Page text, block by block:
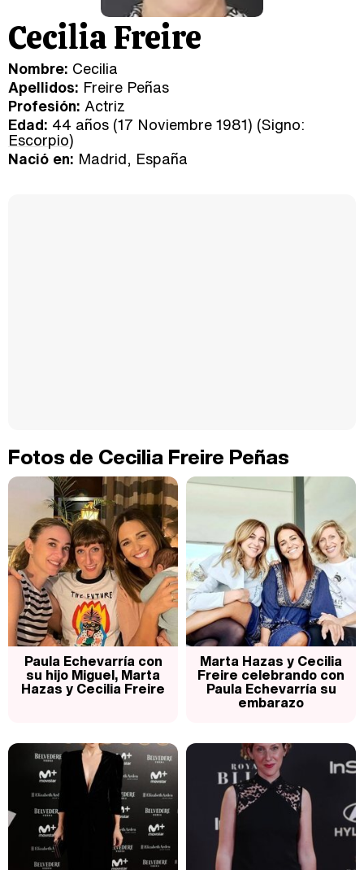
Cecilia Freire
Nombre: Cecilia
Apellidos: Freire Peñas
Profesión: Actriz
Edad: 44 años (17 Noviembre 1981) (Signo:
Escorpio)
Nació en: Madrid, España
Fotos de Cecilia Freire Peñas
Paula Echevarría con
su hijo Miguel, Marta
Hazas y Cecilia Freire
Marta Hazas y Cecilia
Freire celebrando con
Paula Echevarría su
embarazo